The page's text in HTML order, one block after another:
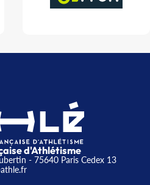
d'Athlétisme
- 75640 Paris Cedex 13